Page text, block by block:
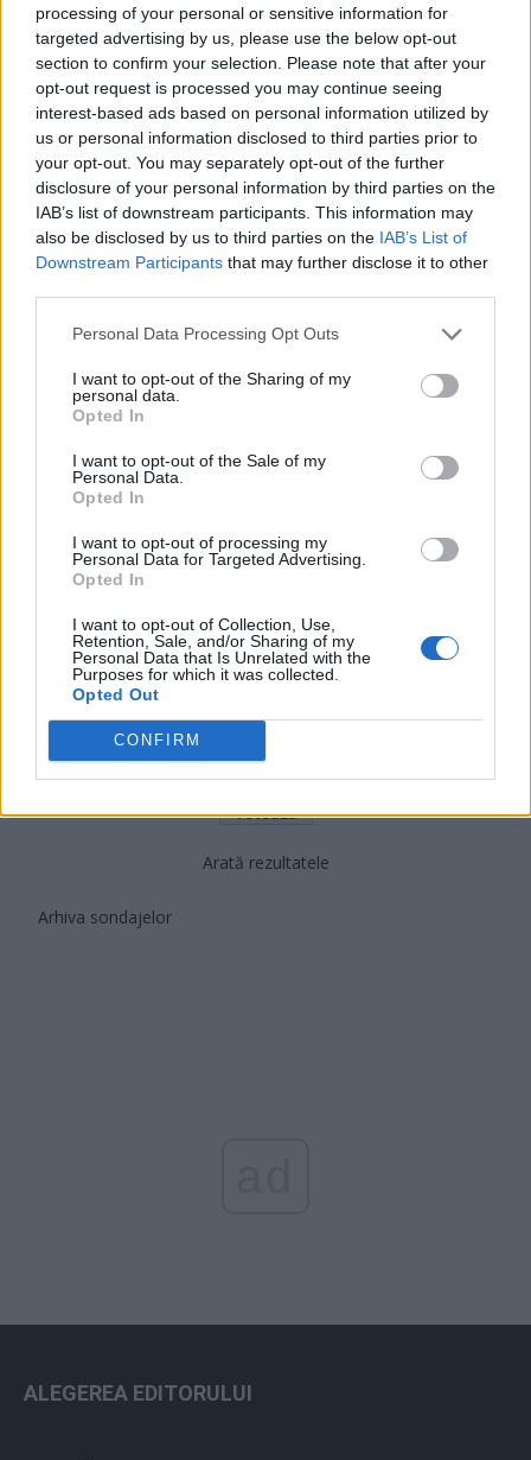
processing of your personal or sensitive information for
targeted advertising by us, please use the below opt-out
section to confirm your selection. Please note that after your
opt-out request is processed you may continue seeing
interest-based ads based on personal information utilized by
us or personal information disclosed to third parties prior to
your opt-out. You may separately opt-out of the further
disclosure of your personal information by third parties on the
IAB’s list of downstream participants. This information may
also be disclosed by us to third parties on the IAB’s List of
Downstream Participants that may further disclose it to other
Personal Data Processing Opt Outs
I want to opt-out of the Sharing of my
personal data.
Opted In
I want to opt-out of the Sale of my
Personal Data.
Opted In
I want to opt-out of processing my
Personal Data for Targeted Advertising.
Opted In
I want to opt-out of Collection, Use,
Retention, Sale, and/or Sharing of my
Personal Data that Is Unrelated with the
Purposes for which it was collected.
Opted Out
CONFIRM
USR
PNL
PSD
UDMR
PMP (Tomac)
Forța Dreptei (L. Orban)
PNȚMM
SENS
SOS (Șoșoacă)
POT (Gavrilă)
PACE (Peia)
Acțiunea Conservatoare (Târziu)
PUSL (D. Voiculescu)
PNȚCD (Pavelescu)
PNCR (Terheș)
Partidul Patrioților (Surugiu)
FAR (Coarnă)
România pe Primul Loc (Ponta)
Altul
Arată rezultatele
Arhiva sondajelor
ALEGEREA EDITORULUI